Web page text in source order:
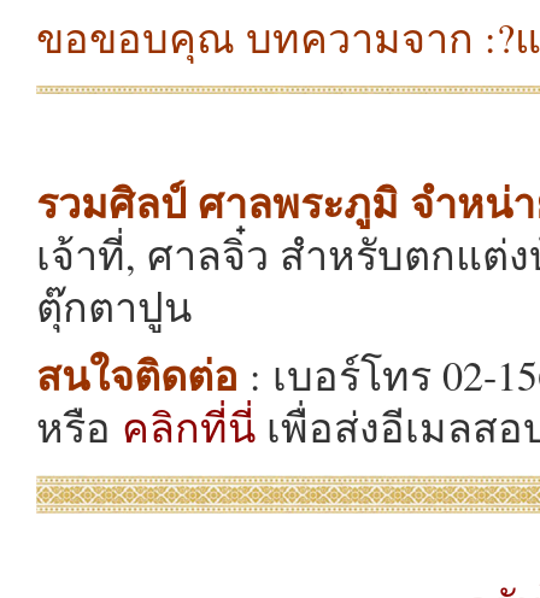
ขอขอบคุณ บทความจาก :?
รวมศิลป์ ศาลพระภูมิ จำหน่
เจ้าที่, ศาลจิ๋ว สำหรับตกแ
ตุ๊กตาปูน
สนใจติดต่อ : เบอร์โทร 02-
หรือ คลิกที่นี่ เพื่อส่งอีเมลส